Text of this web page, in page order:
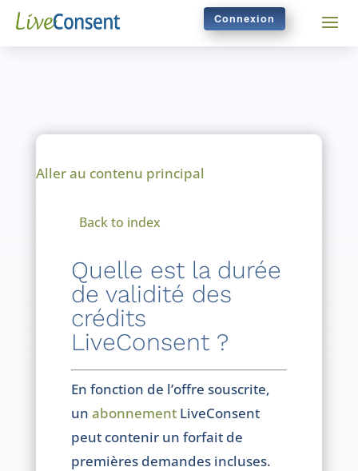
Connexion
Aller au contenu principal
Back to index
Quelle est la durée
de validité des
crédits
LiveConsent ?
En fonction de l’offre souscrite,
un abonnementLiveConsent
peut contenir un forfait de
premières demandes incluses.